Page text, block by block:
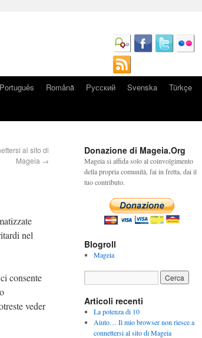
Português Română Русский Svenska
Türkçe
al sito di
Mageia →
nel
consente
veder
Donazione di Mageia.Org
Mageia si affida solo al coinvolgimento
della propria comunità, fai in fretta, dai il
tuo contributo.
Blogroll
Mageia
Articoli recenti
La potenza di 10
Aiuto… Il mio browser non riesce a
connettersi al sito di Mageia